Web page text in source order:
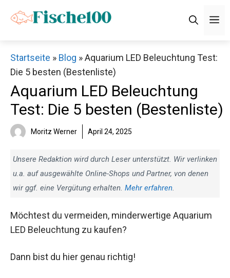
Inhalt
Startseite » Blog »Aquarium LED Beleuchtung Test:
Die 5 besten (Bestenliste)
Aquarium LED Beleuchtung
Test: Die 5 besten (Bestenliste)
Moritz Werner April 24, 2025
Unsere Redaktion wird durch Leser unterstützt. Wir verlinken
u.a. auf ausgewählte Online-Shops und Partner, von denen
wir ggf. eine Vergütung erhalten. Mehr erfahren.
Möchtest du vermeiden, minderwertige Aquarium
LED Beleuchtung zu kaufen?
Dann bist du hier genau richtig!